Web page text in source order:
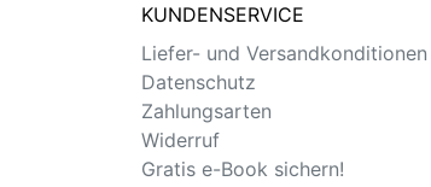
KUNDENSERVICE
Liefer- und Versandkonditionen
Datenschutz
Zahlungsarten
Widerruf
Gratis e-Book sichern!